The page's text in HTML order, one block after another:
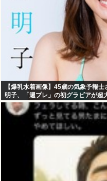
【爆乳水着画像】45歳の気象予報
明子、「週プレ」の初グラビアが超